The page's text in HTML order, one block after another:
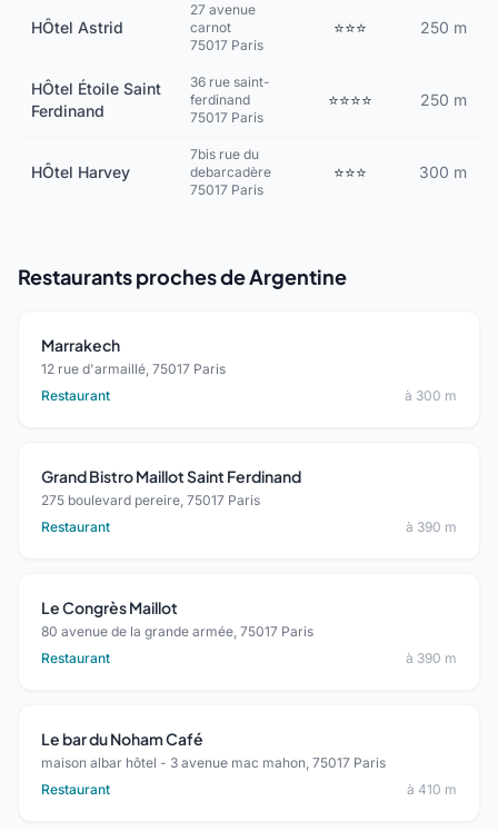
HÔtel Astrid
27 avenue
carnot
75017 Paris
⭐⭐⭐ 250 m
HÔtel Étoile Saint
Ferdinand
36 rue saint-
ferdinand
75017 Paris
⭐⭐⭐⭐ 250 m
HÔtel Harvey
7bis rue du
debarcadère
75017 Paris
⭐⭐⭐ 300 m
Restaurants proches de Argentine
Marrakech
12 rue d'armaillé, 75017 Paris
Restaurant
à 300 m
Grand Bistro Maillot Saint Ferdinand
275 boulevard pereire, 75017 Paris
Restaurant
à 390 m
Le Congrès Maillot
80 avenue de la grande armée, 75017 Paris
Restaurant
à 390 m
Le bar du Noham Café
maison albar hôtel - 3 avenue mac mahon, 75017 Paris
Restaurant
à 410 m